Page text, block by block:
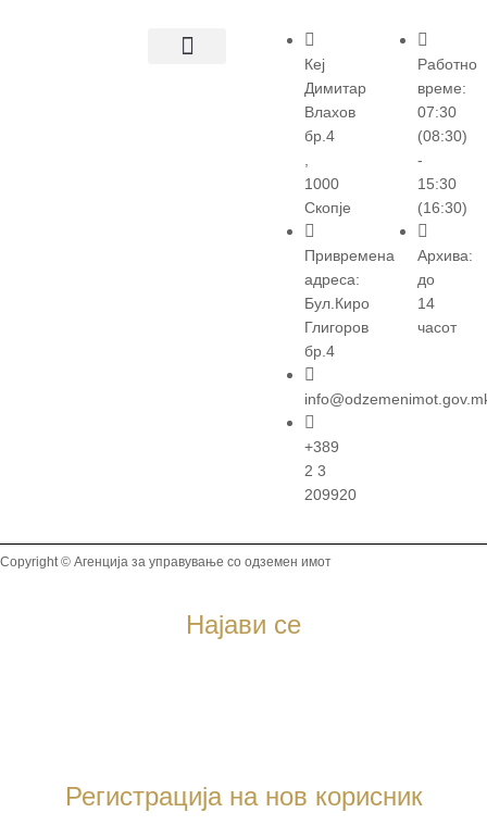
Кеј
Димитар
Влахов
бр.4
1000
Скопје
Привремена
адреса:
Бул.Киро
Глигоров
бр.4
+389
2 3
209920
Работно
време:
07:30
(08:30)
-
15:30
(16:30)
Архива:
до
14
часот
Copyright © Агенција за управување со одземен имот
Најави се
Регистрација на нов корисник